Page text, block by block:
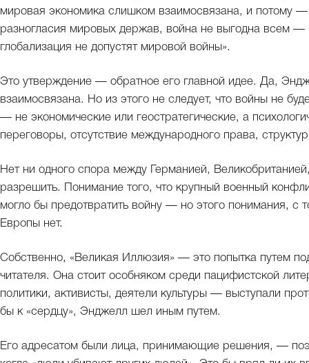
мировая экономика слишком взаимосвязана, и потому
разногласия мировых держав, война не выгодна всем
глобализация не допустят мировой войны».
Это утверждение — обратное его главной идее. Да,
взаимосвязана. Но из этого не следует, что войны не
— не экономические или геостратегические, а
переговоры, отсутствие международного права,
Нет ни одного спора между Германией,
разрешить. Понимание того, что крупный военный
могло бы предотвратить войну — но этого понимания, с
Европы нет.
Собственно, «Великая Иллюзия» — это попытка путем
читателя. Она стоит особняком среди пацифистской
политики, активисты, деятели культуры — выступали
бы к «сердцу», Энджелл шел иным путем.
Его адресатом были лица, принимающие решения, —